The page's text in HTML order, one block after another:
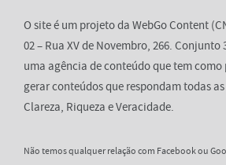
O site é um projeto da WebGo Content
02 – Rua XV de Novembro, 266.
uma agência de conteúdo que tem
gerar conteúdos que respondam todas
Clareza, Riqueza e Veracidade.
Não temos qualquer relação com Facebook ou